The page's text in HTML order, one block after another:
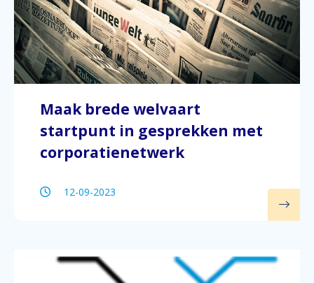
Maak brede welvaart
startpunt in gesprekken met
corporatienetwerk
12-09-2023